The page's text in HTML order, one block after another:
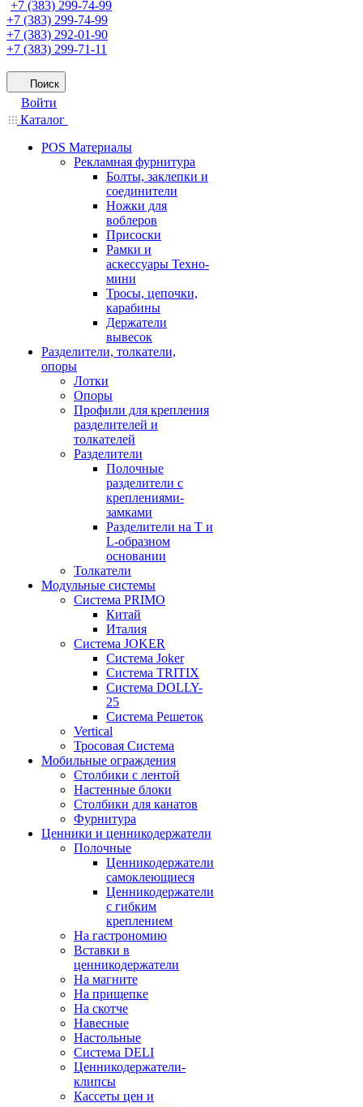
+7 (383) 299-74-99
+7 (383) 299-74-99
+7 (383) 292-01-90
+7 (383) 299-71-11
Поиск
Войти
Каталог
POS Материалы
Рекламная фурнитура
Болты, заклепки и
соединители
Ножки для
воблеров
Присоски
Рамки и
аскессуары Техно-
мини
Тросы, цепочки,
карабины
Держатели
вывесок
Разделители, толкатели,
опоры
Лотки
Опоры
Профили для крепления
разделителей и
толкателей
Разделители
Полочные
разделители с
креплениями-
замками
Разделители на Т и
L-образном
основании
Толкатели
Модульные системы
Система PRIMO
Китай
Италия
Система JOKER
Система Joker
Система TRITIX
Система DOLLY-
25
Система Решеток
Vertical
Тросовая Система
Мобильные ограждения
Столбики с лентой
Настенные блоки
Столбики для канатов
Фурнитура
Ценники и ценникодержатели
Полочные
Ценникодержатели
самоклеющиеся
Ценникодержатели
с гибким
креплением
На гастрономию
Вставки в
ценникодержатели
На магните
На прищепке
На скотче
Навесные
Настольные
Система DELI
Ценникодержатели-
клипсы
Кассеты цен и